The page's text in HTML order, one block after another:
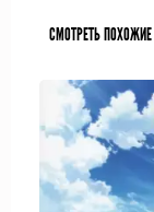
СМОТРЕТЬ ПОХОЖИЕ